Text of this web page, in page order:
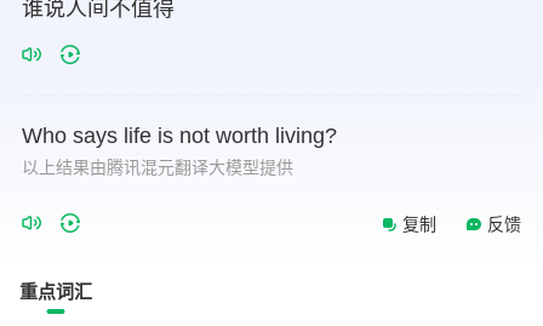
谁说人间不值得
Who says life is not worth living?
以上结果由腾讯混元翻译大模型提供
复制 反馈
重点词汇